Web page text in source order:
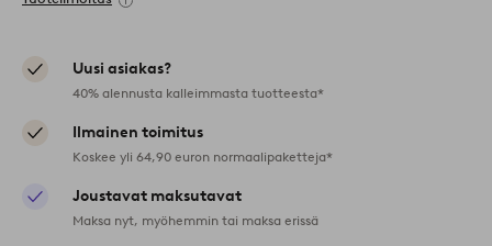
Uusi asiakas?
40% alennusta kalleimmasta tuotteesta*
Ilmainen toimitus
Koskee yli 64,90 euron normaalipaketteja*
Joustavat maksutavat
Maksa nyt, myöhemmin tai maksa erissä